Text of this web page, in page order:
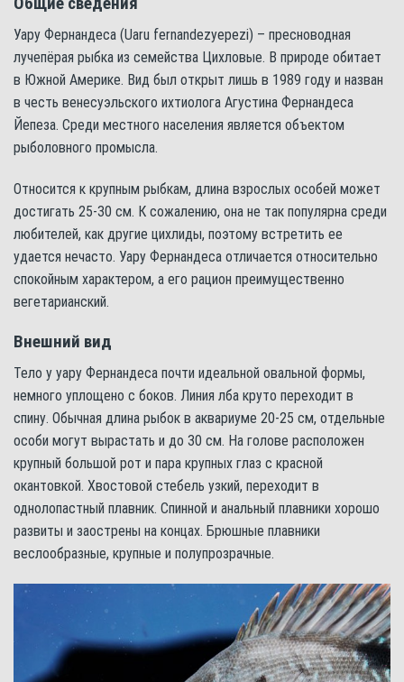
Уару Фернандеса (Uaru fernandezyepezi) – пресноводная
лучепёрая рыбка из семейства Цихловые. В природе обитает
в Южной Америке. Вид был открыт лишь в 1989 году и назван
в честь венесуэльского ихтиолога Агустина Фернандеса
Йепеза. Среди местного населения является объектом
рыболовного промысла.
Относится к крупным рыбкам, длина взрослых особей может
достигать 25-30 см. К сожалению, она не так популярна среди
любителей, как другие цихлиды, поэтому встретить ее
удается нечасто. Уару Фернандеса отличается относительно
спокойным характером, а его рацион преимущественно
вегетарианский.
Внешний вид
Тело у уару Фернандеса почти идеальной овальной формы,
немного уплощено с боков. Линия лба круто переходит в
спину. Обычная длина рыбок в аквариуме 20-25 см, отдельные
особи могут вырастать и до 30 см. На голове расположен
крупный большой рот и пара крупных глаз с красной
окантовкой. Хвостовой стебель узкий, переходит в
однолопастный плавник. Спинной и анальный плавники хорошо
развиты и заострены на концах. Брюшные плавники
веслообразные, крупные и полупрозрачные.